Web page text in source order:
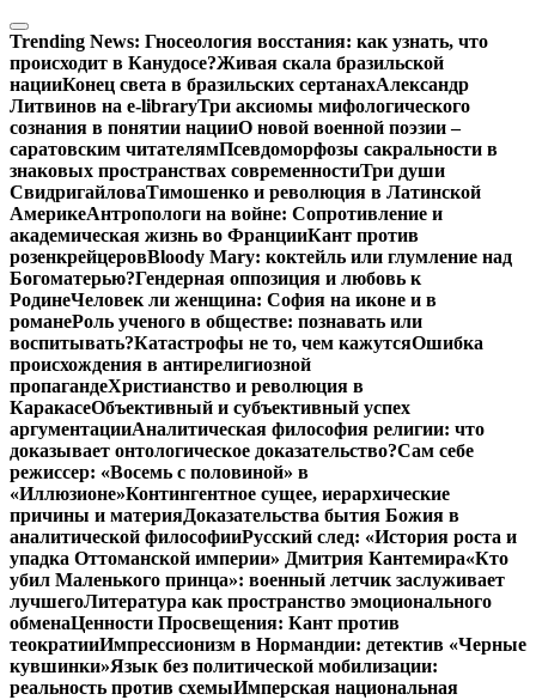
Перейти
к
содержимому
Trending News: Гносеология восстания: как узнать, что
происходит в Канудосе?Живая скала бразильской
нацииКонец света в бразильских сертанахАлександр
Литвинов на e-libraryТри аксиомы мифологического
сознания в понятии нацииО новой военной поэзии –
саратовским читателямПсевдоморфозы сакральности в
знаковых пространствах современностиТри души
СвидригайловаТимошенко и революция в Латинской
АмерикеАнтропологи на войне: Сопротивление и
академическая жизнь во ФранцииКант против
розенкрейцеровBloody Mary: коктейль или глумление над
Богоматерью?Гендерная оппозиция и любовь к
РодинеЧеловек ли женщина: София на иконе и в
романеРоль ученого в обществе: познавать или
воспитывать?Катастрофы не то, чем кажутсяОшибка
происхождения в антирелигиозной
пропагандеХристианство и революция в
КаракасеОбъективный и субъективный успех
аргументацииАналитическая философия религии: что
доказывает онтологическое доказательство?Сам себе
режиссер: «Восемь с половиной» в
«Иллюзионе»Контингентное сущее, иерархические
причины и материяДоказательства бытия Божия в
аналитической философииРусский след: «История роста и
упадка Оттоманской империи» Дмитрия Кантемира«Кто
убил Маленького принца»: военный летчик заслуживает
лучшегоЛитература как пространство эмоционального
обменаЦенности Просвещения: Кант против
теократииИмпрессионизм в Нормандии: детектив «Черные
кувшинки»Язык без политической мобилизации:
реальность против схемыИмперская национальная